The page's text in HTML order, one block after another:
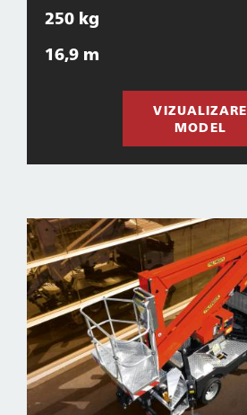
250 kg
16,9 m
VIZUALIZARE
MODEL